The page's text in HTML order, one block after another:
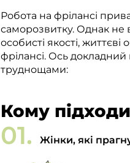
Робота на фрілансі
саморозвитку. Однак не
особисті якості,
фрілансі. Ось докладний
труднощами:
Кому
Жінки, які